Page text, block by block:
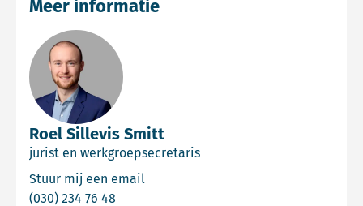
Roel Sillevis Smitt
jurist en werkgroepsecretaris
Stuur mij een email
(030) 234 76 48
Meer informatie